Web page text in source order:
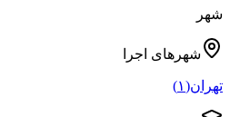
شهر
شهرهای اجرا
تهران(۱)